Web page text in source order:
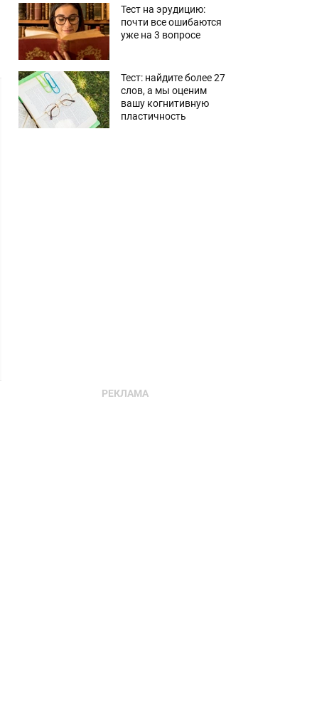
Тест на эрудицию:
почти все ошибаются
уже на 3 вопросе
Тест: найдите более 27
слов, а мы оценим
вашу когнитивную
пластичность